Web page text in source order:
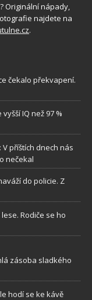
Originální nápady,
najdete na
.
čekalo překvapení.
IQ než 97 %
příštích dnech nás
nečekal
do policie. Z
Rodiče se ho
zásoba sladkého
hodí se ke kávě